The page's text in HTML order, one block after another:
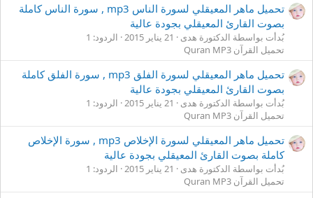
تحميل ماهر المعيقلي لسورة الناس mp3 , سورة الناس كاملة
بصوت القارئ المعيقلي بجودة عالية
بُدأت بواسطة الدكتورة هدى 21 يناير 2015
الردود: 1
تحميل القرآن Quran MP3
تحميل ماهر المعيقلي لسورة الفلق mp3 , سورة الفلق كاملة
بصوت القارئ المعيقلي بجودة عالية
بُدأت بواسطة الدكتورة هدى 21 يناير 2015
الردود: 1
تحميل القرآن Quran MP3
تحميل ماهر المعيقلي لسورة الإخلاص mp3 , سورة الإخلاص
كاملة بصوت القارئ المعيقلي بجودة عالية
بُدأت بواسطة الدكتورة هدى 21 يناير 2015
الردود: 1
تحميل القرآن Quran MP3